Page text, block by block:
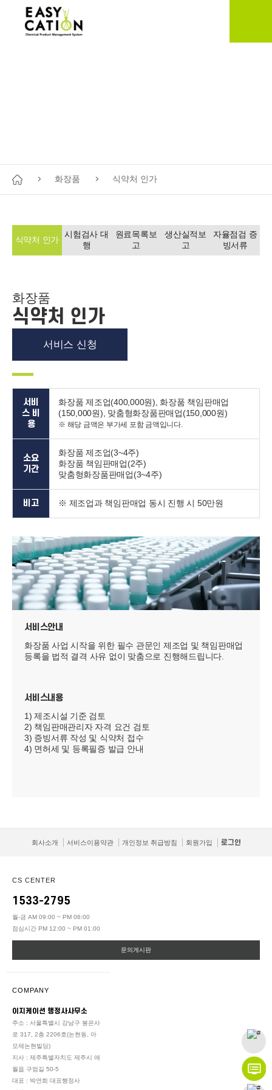
화장품 식약처 인가
식약처 인가
시험검사 대
행
원료목록보
고
생산실적보
고
자율점검 증
빙서류
화장품
식약처 인가
서비스 신청
서비
스 비
용
화장품 제조업(400,000원), 화장품 책임판매업
(150,000원), 맞춤형화장품판매업(150,000원)
※ 해당 금액은 부가세 포함 금액입니다.
소요
기간
화장품 제조업(3~4주)
화장품 책임판매업(2주)
맞춤형화장품판매업(3~4주)
비고 ※ 제조업과 책임판매업 동시 진행 시 50만원
서비스안내
화장품 사업 시작을 위한 필수 관문인 제조업 및 책임판매업
등록을 법적 결격 사유 없이 맞춤으로 진행해드립니다.
서비스내용
1) 제조시설 기준 검토
2) 책임판매관리자 자격 요건 검토
3) 증빙서류 작성 및 식약처 접수
4) 면허세 및 등록필증 발급 안내
회사소개 서비스이용약관 개인정보 취급방침 회원가입 로그인
CS CENTER
1533-2795
월-금 AM 09:00 ~ PM 06:00
점심시간 PM 12:00 ~ PM 01:00
문의게시판
COMPANY
이지케이션 행정사사무소
주소 : 서울특별시 강남구 봉은사
로 317, 2층 2206호(논현동, 아
모제논현빌딩)
지사 : 제주특별자치도 제주시 애
월읍 구엄길 50-5
대표 : 박연희 대표행정사